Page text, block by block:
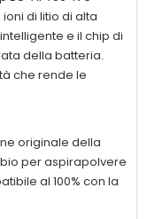
di litio di alta
e il chip di
della batteria.
che rende le
originale della
per aspirapolvere
al 100% con la